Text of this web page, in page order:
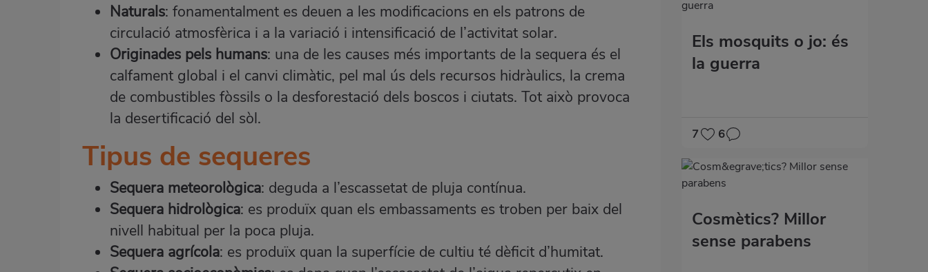
Els mosquits o jo: és
la guerra
7 6
Cosmètics? Millor
sense parabens
Naturals: fonamentalment es deuen a les modificacions en els patrons de
circulació atmosfèrica i a la variació i intensificació de l’activitat solar.
Originades pels humans: una de les causes més importants de la sequera és el
calfament global i el canvi climàtic, pel mal ús dels recursos hidràulics, la crema
de combustibles fòssils o la desforestació dels boscos i ciutats. Tot això provoca
la desertificació del sòl.
Tipus de sequeres
Sequera meteorològica: deguda a l’escassetat de pluja contínua.
Sequera hidrològica: es produïx quan els embassaments es troben per baix del
nivell habitual per la poca pluja.
Sequera agrícola: es produïx quan la superfície de cultiu té dèficit d’humitat.